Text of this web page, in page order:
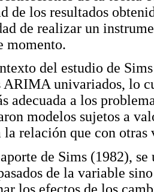
de los resultados
de realizar un
momento.
del estudio de
ARIMA univariados, lo
adecuada a los
modelos sujetos a
la relación que con otras
de Sims (1982),
de la variable
los efectos de los